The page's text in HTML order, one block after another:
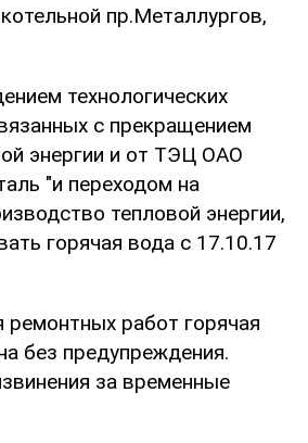
пр.Металлургов,
технологических
с прекращением
энергии и от ТЭЦ ОАО
"и переходом на
тепловой энергии,
горячая вода с 17.10.17
ремонтных работ горячая
без предупреждения.
за временные